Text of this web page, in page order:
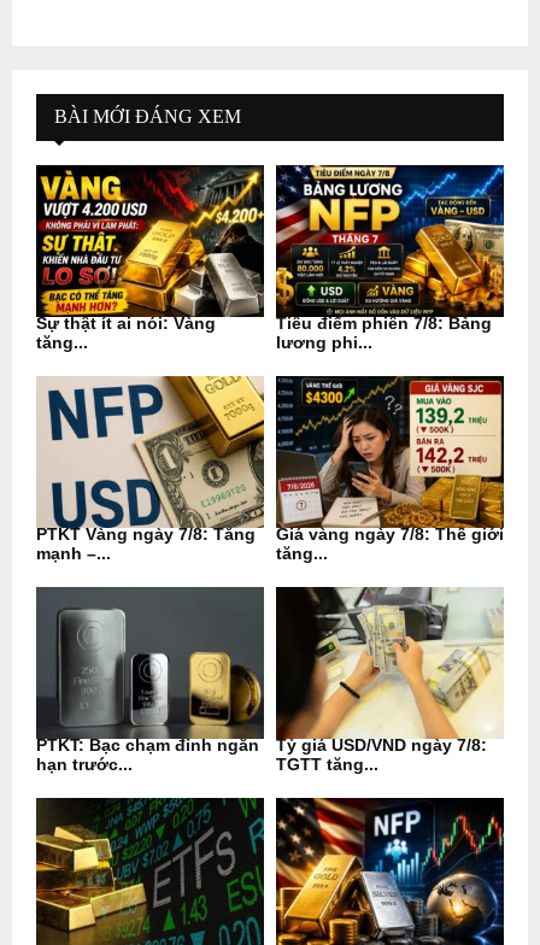
BÀI MỚI ĐÁNG XEM
Sự thật ít ai nói: Vàng
tăng...
Tiêu điểm phiên 7/8: Bảng
lương phi...
PTKT Vàng ngày 7/8: Tăng
mạnh –...
Giá vàng ngày 7/8: Thế giới
tăng...
PTKT: Bạc chạm đỉnh ngắn
hạn trước...
Tỷ giá USD/VND ngày 7/8:
TGTT tăng...